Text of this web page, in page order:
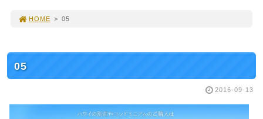
HOME > 05
05
2016-09-13